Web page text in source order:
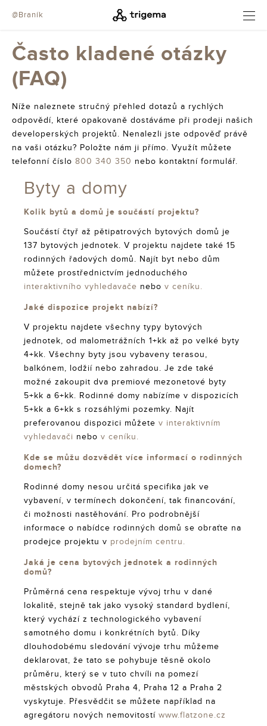
@Braník
Často kladené otázky
(FAQ)
Níže naleznete stručný přehled dotazů a rychlých
odpovědí, které opakovaně dostáváme při prodeji našich
developerských projektů. Nenalezli jste odpověď právě
na vaši otázku? Položte nám ji přímo. Využít můžete
telefonní číslo 800 340 350 nebo kontaktní formulář.
Byty a domy
Kolik bytů a domů je součástí projektu?
Součástí čtyř až pětipatrových bytových domů je
137 bytových jednotek. V projektu najdete také 15
rodinných řadových domů. Najít byt nebo dům
můžete prostřednictvím jednoduchého
interaktivního vyhledavače nebo v ceníku.
Jaké dispozice projekt nabízí?
V projektu najdete všechny typy bytových
jednotek, od malometrážních 1+kk až po velké byty
4+kk. Všechny byty jsou vybaveny terasou,
balkónem, lodžií nebo zahradou. Je zde také
možné zakoupit dva premiové mezonetové byty
5+kk a 6+kk. Rodinné domy nabízíme v dispozicích
5+kk a 6+kk s rozsáhlými pozemky. Najít
preferovanou dispozici můžete v interaktivním
vyhledavači nebo v ceníku.
Kde se můžu dozvědět více informací o rodinných
domech?
Rodinné domy nesou určitá specifika jak ve
vybavení, v termínech dokončení, tak financování,
či možnosti nastěhování. Pro podrobnější
informace o nabídce rodinných domů se obraťte na
prodejce projektu v prodejním centru.
Jaká je cena bytových jednotek a rodinných
domů?
Průměrná cena respektuje vývoj trhu v dané
lokalitě, stejně tak jako vysoký standard bydlení,
který vychází z technologického vybavení
samotného domu i konkrétních bytů. Díky
dlouhodobému sledování vývoje trhu můžeme
deklarovat, že tato se pohybuje těsně okolo
průměru, který se v tuto chvíli na pomezí
městských obvodů Praha 4, Praha 12 a Praha 2
vyskytuje. Přesvědčit se můžete například na
agregátoru nových nemovitostí www.flatzone.cz